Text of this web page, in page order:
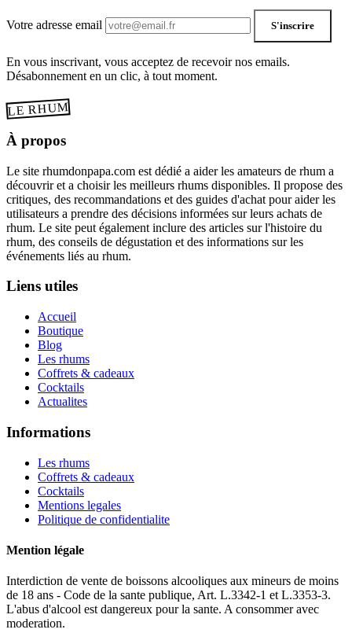
Votre adresse email S'inscrire
En vous inscrivant, vous acceptez de recevoir nos emails.
Désabonnement en un clic, à tout moment.
LE RHUM
À propos
Le site rhumdonpapa.com est dédié a aider les amateurs de rhum a
découvrir et a choisir les meilleurs rhums disponibles. Il propose des
critiques, des recommandations et des guides d'achat pour aider les
utilisateurs a prendre des décisions informées sur leurs achats de
rhum. Le site peut également inclure des articles sur l'histoire du
rhum, des conseils de dégustation et des informations sur les
événements liés au rhum.
Liens utiles
Accueil
Boutique
Blog
Les rhums
Coffrets & cadeaux
Cocktails
Actualites
Informations
Les rhums
Coffrets & cadeaux
Cocktails
Mentions legales
Politique de confidentialite
Mention légale
Interdiction de vente de boissons alcooliques aux mineurs de moins
de 18 ans - Code de la sante publique, Art. L.3342-1 et L.3353-3.
L'abus d'alcool est dangereux pour la sante. A consommer avec
moderation.